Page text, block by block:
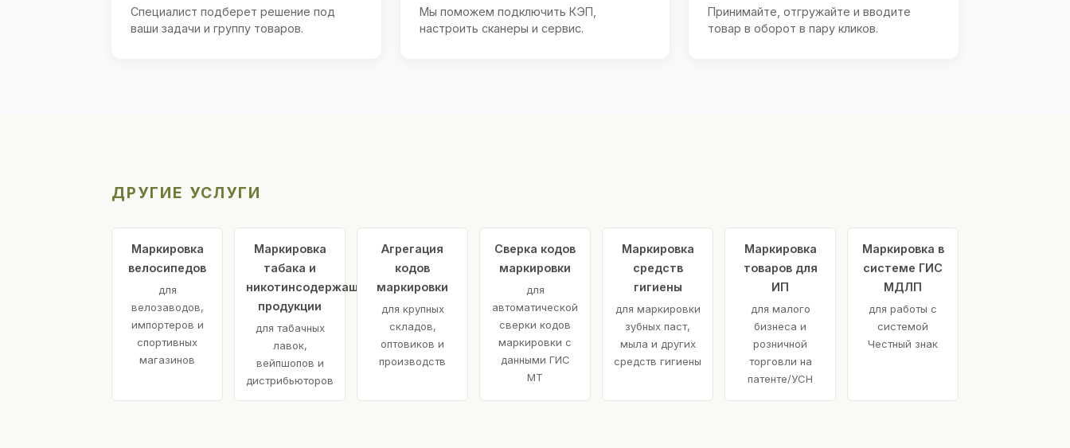
Специалист подберет решение под
ваши задачи и группу товаров.
Мы поможем подключить КЭП,
настроить сканеры и сервис.
Принимайте, отгружайте и вводите
товар в оборот в пару кликов.
ДРУГИЕ УСЛУГИ
Маркировка
велосипедов
для
велозаводов,
импортеров и
спортивных
магазинов
Маркировка
табака и
никотинсодержащей
продукции
для табачных
лавок,
вейпшопов и
дистрибьюторов
Агрегация
кодов
маркировки
для крупных
складов,
оптовиков и
производств
Сверка кодов
маркировки
для
автоматической
сверки кодов
маркировки с
данными ГИС
МТ
Маркировка
средств
гигиены
для маркировки
зубных паст,
мыла и других
средств гигиены
Маркировка
товаров для
ИП
для малого
бизнеса и
розничной
торговли на
патенте/УСН
Маркировка в
системе ГИС
МДЛП
для работы с
системой
Честный знак